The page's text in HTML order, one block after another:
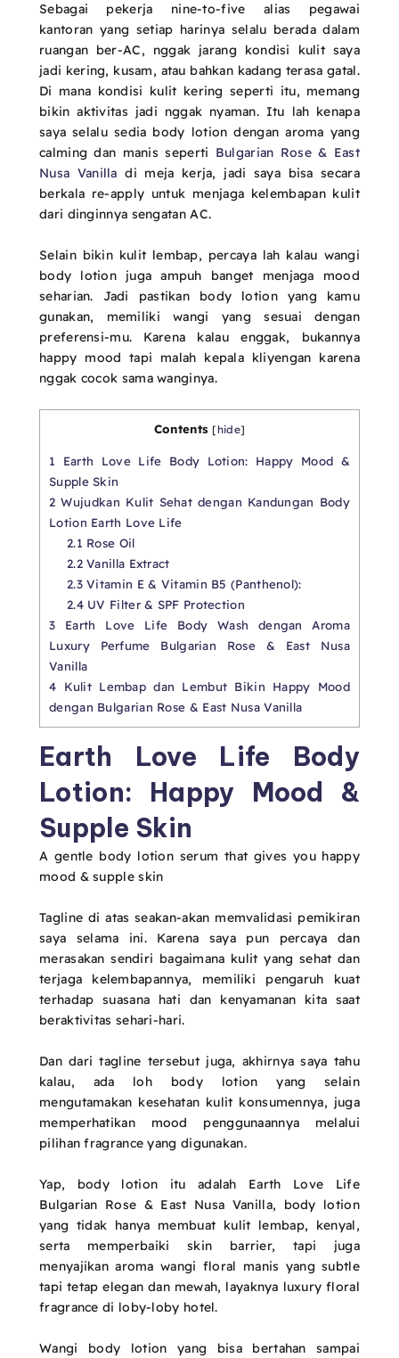
Sebagai pekerja nine-to-five alias pegawai
kantoran yang setiap harinya selalu berada dalam
ruangan ber-AC, nggak jarang kondisi kulit saya
jadi kering, kusam, atau bahkan kadang terasa gatal.
Di mana kondisi kulit kering seperti itu, memang
bikin aktivitas jadi nggak nyaman. Itu lah kenapa
saya selalu sedia body lotion dengan aroma yang
calming dan manis seperti Bulgarian Rose & East
Nusa Vanilla di meja kerja, jadi saya bisa secara
berkala re-apply untuk menjaga kelembapan kulit
dari dinginnya sengatan AC.
Selain bikin kulit lembap, percaya lah kalau wangi
body lotion juga ampuh banget menjaga mood
seharian. Jadi pastikan body lotion yang kamu
gunakan, memiliki wangi yang sesuai dengan
preferensi-mu. Karena kalau enggak, bukannya
happy mood tapi malah kepala kliyengan karena
nggak cocok sama wanginya.
Contents [hide]
1 Earth Love Life Body Lotion: Happy Mood &
Supple Skin
2 Wujudkan Kulit Sehat dengan Kandungan Body
Lotion Earth Love Life
2.1 Rose Oil
2.2Vanilla Extract
2.3Vitamin E & Vitamin B5 (Panthenol):
2.4UV Filter & SPF Protection
3 Earth Love Life Body Wash dengan Aroma
Luxury Perfume Bulgarian Rose & East Nusa
Vanilla
4 Kulit Lembap dan Lembut Bikin Happy Mood
dengan Bulgarian Rose & East Nusa Vanilla
Earth Love Life Body
Lotion: Happy Mood &
Supple Skin
A gentle body lotion serum that gives you happy
mood & supple skin
Tagline di atas seakan-akan memvalidasi pemikiran
saya selama ini. Karena saya pun percaya dan
merasakan sendiri bagaimana kulit yang sehat dan
terjaga kelembapannya, memiliki pengaruh kuat
terhadap suasana hati dan kenyamanan kita saat
beraktivitas sehari-hari.
Dan dari tagline tersebut juga, akhirnya saya tahu
kalau, ada loh body lotion yang selain
mengutamakan kesehatan kulit konsumennya, juga
memperhatikan mood penggunaannya melalui
pilihan fragrance yang digunakan.
Yap, body lotion itu adalah Earth Love Life
Bulgarian Rose & East Nusa Vanilla, body lotion
yang tidak hanya membuat kulit lembap, kenyal,
serta memperbaiki skin barrier, tapi juga
menyajikan aroma wangi floral manis yang subtle
tapi tetap elegan dan mewah, layaknya luxury floral
fragrance di loby-loby hotel.
Wangi body lotion yang bisa bertahan sampai